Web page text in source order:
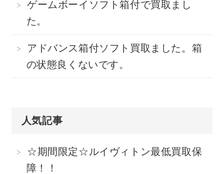
ゲームボーイソフト箱付で買取まし
た。
アドバンス箱付ソフト買取ました。箱
の状態良くないです。
人気記事
☆期間限定☆ルイヴィトン最低買取保
障！！